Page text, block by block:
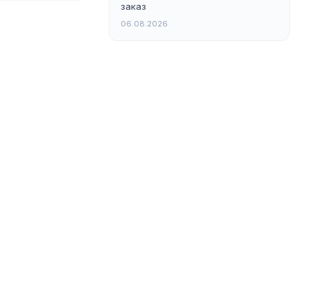
заказ
06.08.2026